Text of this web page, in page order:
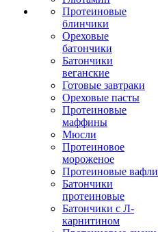
Протеиновые
блинчики
Ореховые
батончики
Батончики
веганские
Готовые завтраки
Ореховые пасты
Протеиновые
маффины
Мюсли
Протеиновое
мороженое
Протеиновые вафли
Батончики
протеиновые
Батончики с Л-
карнитином